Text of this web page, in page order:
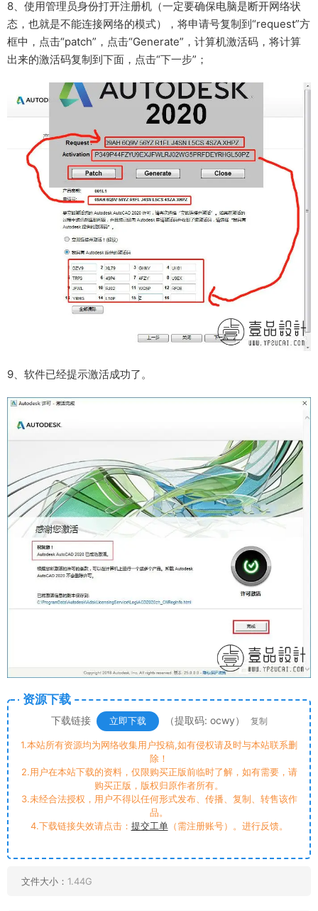
8、使用管理员身份打开注册机（一定要确保电脑是断开网络状
态，也就是不能连接网络的模式），将申请号复制到“request”方
框中，点击“patch”，点击“Generate”，计算机激活码，将计算
出来的激活码复制到下面，点击“下一步”；
9、软件已经提示激活成功了。
资源下载
下载链接 立即下载 （提取码: ocwy） 复制
1.本站所有资源均为网络收集用户投稿,如有侵权请及时与本站联系删
除！
2.用户在本站下载的资料，仅限购买正版前临时了解，如有需要，请
购买正版，版权归原作者所有。
3.未经合法授权，用户不得以任何形式发布、传播、复制、转售该作
品。
4.下载链接失效请点击： 提交工单（需注册账号）。进行反馈。
文件大小： 1.44G